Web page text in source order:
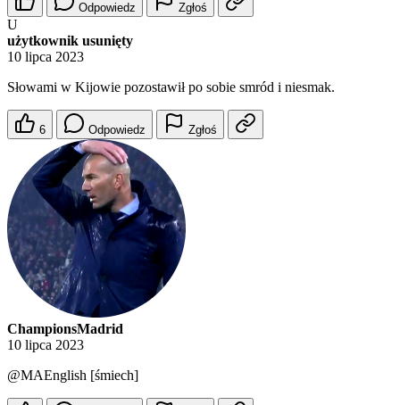
Odpowiedz Zgłoś
U
użytkownik usunięty
10 lipca 2023
Słowami w Kijowie pozostawił po sobie smród i niesmak.
6 Odpowiedz Zgłoś
ChampionsMadrid
10 lipca 2023
@MAEnglish [śmiech]